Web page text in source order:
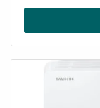
connecter un
des
les